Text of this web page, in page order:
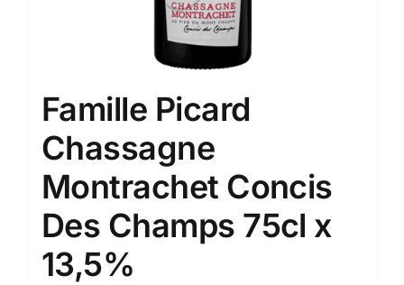
Famille Picard
Chassagne
Montrachet Concis
Des Champs 75cl x
13,5%